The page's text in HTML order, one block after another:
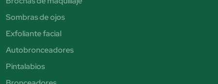
Sombras de ojos
Exfoliante facial
Autobronceadores
Pintalabios